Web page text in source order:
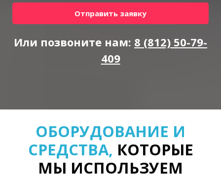
Отправить заявку
Или позвоните нам: 8 (812) 50-79-
409
ОБОРУДОВАНИЕ И
СРЕДСТВА, КОТОРЫЕ
МЫ ИСПОЛЬЗУЕМ